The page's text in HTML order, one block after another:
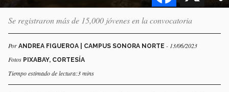
Se registraron más de 15,000 jóvenes en la convocatoria
Por ANDREA FIGUEROA | CAMPUS SONORA NORTE - 13/06/2023
Fotos PIXABAY, CORTESÍA
Tiempo estimado de lectura:3 mins